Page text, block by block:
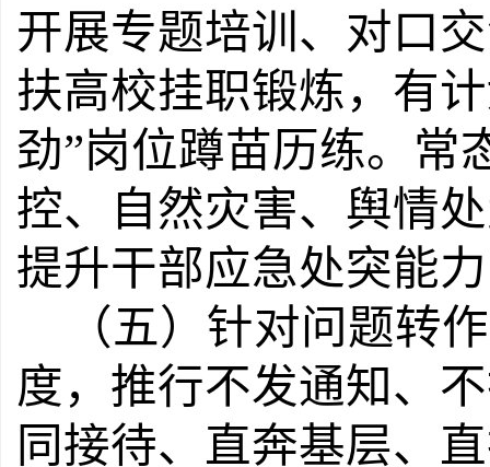
开展专题培训、对口
扶高校挂职锻炼，有
劲”岗位蹲苗历练。常
控、自然灾害、舆情
提升干部应急处突能
（五）针对问题转
度，推行不发通知、
同接待、直奔基层、